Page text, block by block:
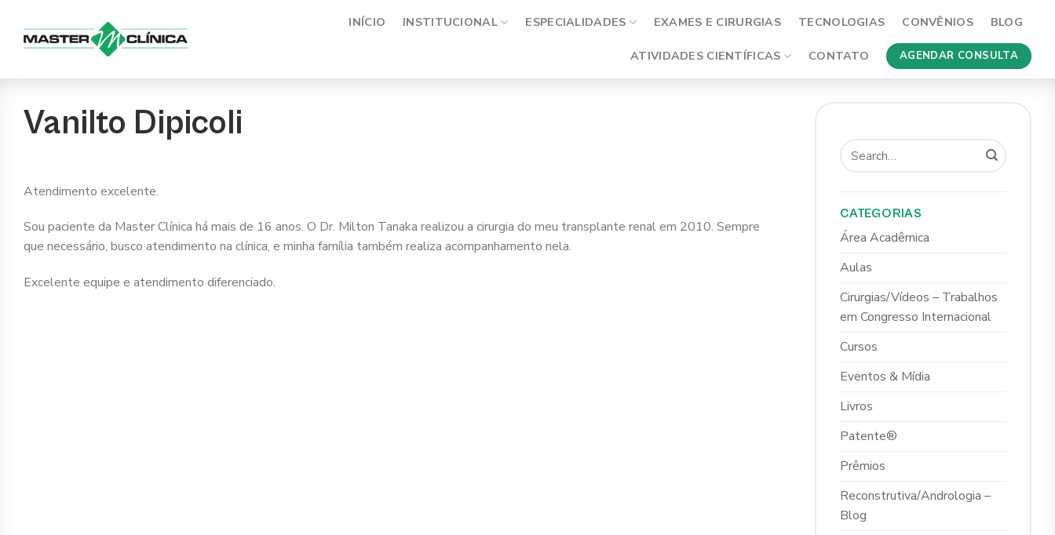
INÍCIO INSTITUCIONAL ESPECIALIDADES EXAMES E CIRURGIAS TECNOLOGIAS CONVÊNIOS BLOG
ATIVIDADES CIENTÍFICAS CONTATO AGENDAR CONSULTA
Vanilto Dipicoli
Atendimento excelente.
Sou paciente da Master Clínica há mais de 16 anos. O Dr. Milton Tanaka realizou a cirurgia do meu transplante renal em 2010. Sempre
que necessário, busco atendimento na clínica, e minha família também realiza acompanhamento nela.
Excelente equipe e atendimento diferenciado.
CATEGORIAS
Área Acadêmica
Aulas
Cirurgias/Vídeos – Trabalhos
em Congresso Internacional
Cursos
Eventos & Mídia
Livros
Patente®
Prêmios
Reconstrutiva/Andrologia –
Blog